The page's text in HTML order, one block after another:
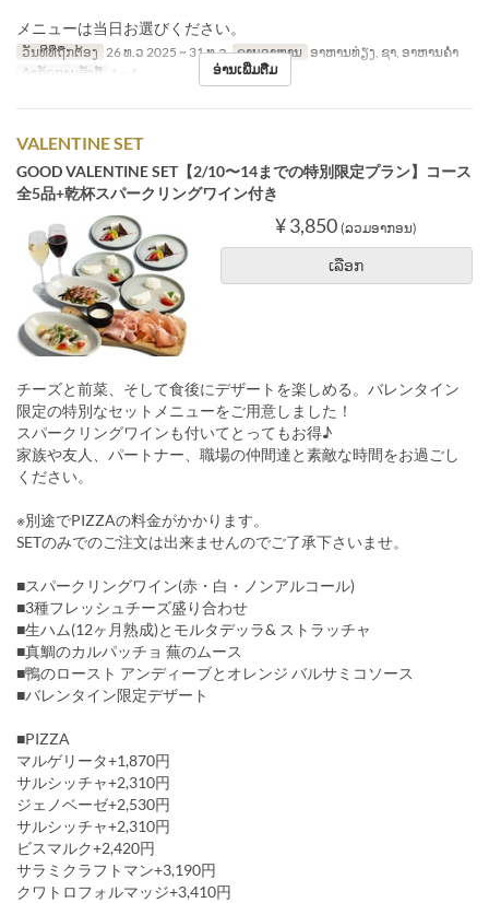
メニューは当日お選びください。
ວັນທີທີ່ຖືກຕ້ອງ 26 ທ.ວ 2025 ~ 31 ທ.ວ ຄາບອາຫານ ອາຫານທ່ຽງ, ຊາ, ອາຫານຄ່ຳ
ຈຳກັດການສັ່ງຊື້
1 ~ 4 ອ່ານເພີ່ມຕື່ມ
VALENTINE SET
GOOD VALENTINE SET【2/10〜14までの特別限定プラン】コース
全5品+乾杯スパークリングワイン付き
¥ 3,850 (ລວມອາກອນ)
ເລືອກ
チーズと前菜、そして食後にデザートを楽しめる。バレンタイン
限定の特別なセットメニューをご用意しました！
スパークリングワインも付いてとってもお得♪
家族や友人、パートナー、職場の仲間達と素敵な時間をお過ごし
ください。
※別途でPIZZAの料金がかかります。
SETのみでのご注文は出来ませんのでご了承下さいませ。
■スパークリングワイン(赤・白・ノンアルコール)
■3種フレッシュチーズ盛り合わせ
■生ハム(12ヶ月熟成)とモルタデッラ& ストラッチャ
■真鯛のカルパッチョ 蕪のムース
■鴨のロースト アンディーブとオレンジ バルサミコソース
■バレンタイン限定デザート
■PIZZA
マルゲリータ+1,870円
サルシッチャ+2,310円
ジェノベーゼ+2,530円
サルシッチャ+2,310円
ビスマルク+2,420円
サラミクラフトマン+3,190円
クワトロフォルマッジ+3,410円